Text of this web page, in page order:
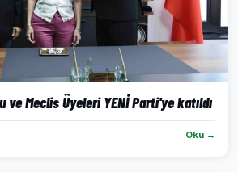
ve Meclis Üyeleri YENİ Parti'ye katıldı
Oku →